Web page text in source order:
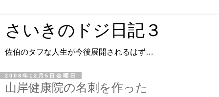
さいきのドジ日記３
佐伯のタフな人生が今後展開されるはず…
2008年12月5日金曜日
山岸健康院の名刺を作った